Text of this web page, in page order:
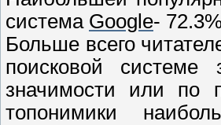
система Google-
Больше всего
поисковой
значимости или по
топонимики